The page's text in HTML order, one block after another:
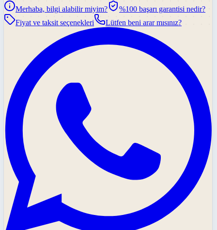
Merhaba, bilgi alabilir miyim?
%100 başarı garantisi nedir?
Fiyat ve taksit seçenekleri
Lütfen beni arar mısınız?